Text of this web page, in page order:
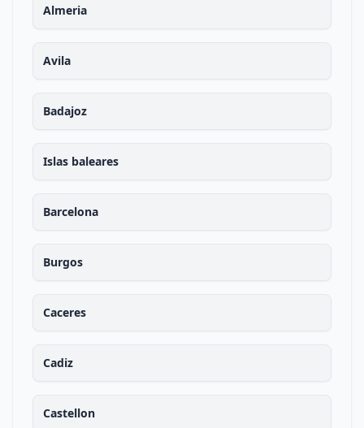
Almeria
Avila
Badajoz
Islas baleares
Barcelona
Burgos
Caceres
Cadiz
Castellon